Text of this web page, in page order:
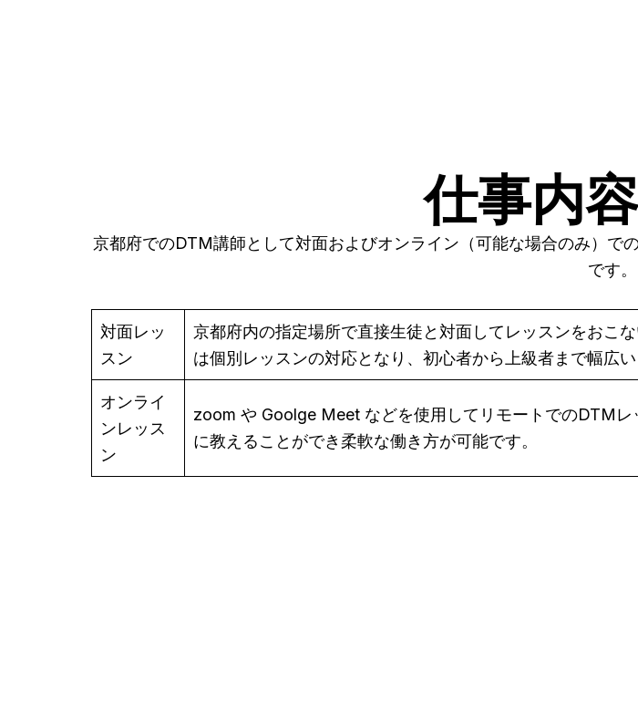
仕事内
京都府でのDTM講師として対面およびオンライン（可能な場合のみ）で
です。
対面レッ
スン
京都府内の指定場所で直接生徒と対面してレッスンをおこ
は個別レッスンの対応となり、初心者から上級者まで幅広
オンライ
ンレッス
ン
zoom や Goolge Meet などを使用してリモートでのDTM
に教えることができ柔軟な働き方が可能です。